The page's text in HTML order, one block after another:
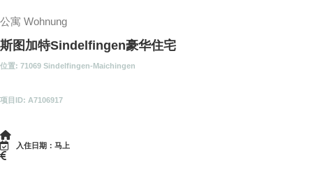
公寓 Wohnung
斯图加特Sindelfingen豪华住宅
位置: 71069 Sindelfingen-Maichingen
项目ID: A7106917
入住日期：马上